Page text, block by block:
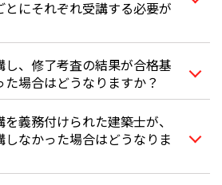
とにそれぞれ受講する必要が
し、修了考査の結果が合格基
場合はどうなりますか？
義務付けられた建築士が、
なかった場合はどうなりま